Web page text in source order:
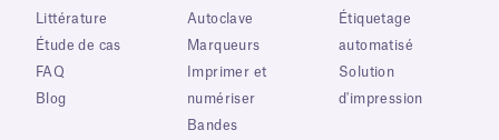
Littérature
Étude de cas
FAQ
Blog
Autoclave
Marqueurs
Imprimer et
numériser
Bandes
Étiquetage
automatisé
Solution
d'impression